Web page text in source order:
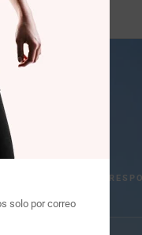
FELICES DE
solo por correo